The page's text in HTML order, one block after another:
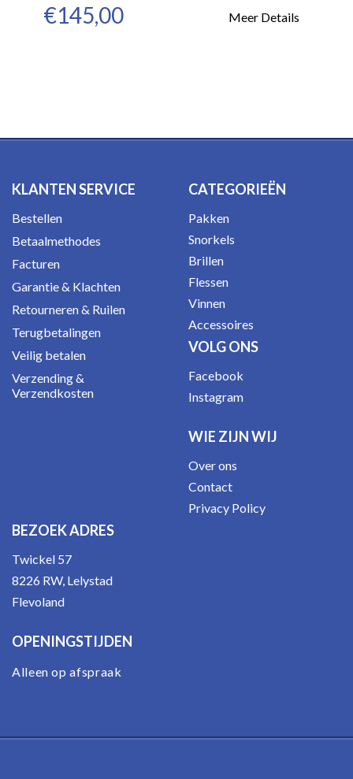
€145,00 Meer Details
KLANTEN SERVICE
Bestellen
Betaalmethodes
Facturen
Garantie & Klachten
Retourneren & Ruilen
Terugbetalingen
Veilig betalen
Verzending &
Verzendkosten
CATEGORIEËN
Pakken
Snorkels
Brillen
Flessen
Vinnen
Accessoires
VOLG ONS
Facebook
Instagram
WIE ZIJN WIJ
Over ons
Contact
Privacy Policy
BEZOEK ADRES
Twickel 57
8226 RW, Lelystad
Flevoland
OPENINGSTIJDEN
Alleen op afspraak